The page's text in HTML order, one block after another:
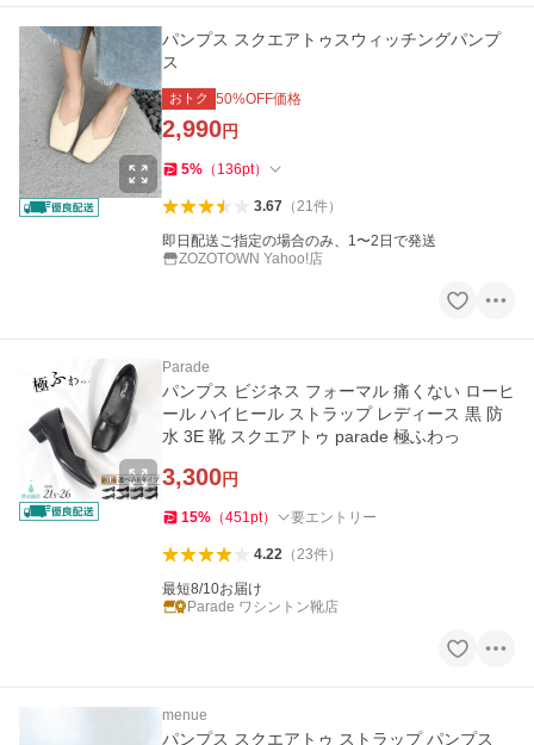
パンプス スクエアトゥスウィッチングパンプ
ス
おトク 50%OFF価格
2,990円
5% （ 136pt）
3.67（21件）
即日配送ご指定の場合のみ、1〜2日で発送
ZOZOTOWN Yahoo!店
Parade
パンプス ビジネス フォーマル 痛くない ローヒ
ール ハイヒール ストラップ レディース 黒 防
水 3E 靴 スクエアトゥ parade 極ふわっ
3,300円
15% （451pt） 要エントリー
4.22（23件）
最短8/10お届け
Parade ワシントン靴店
menue
パンプス スクエアトゥ ストラップ パンプス